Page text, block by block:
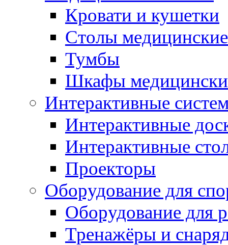
Кровати и кушетки
Столы медицинские
Тумбы
Шкафы
Интерактивные
Интерактивные
Интерактивные
Проекторы
Оборудование для
Оборудование для
Тренажёры и